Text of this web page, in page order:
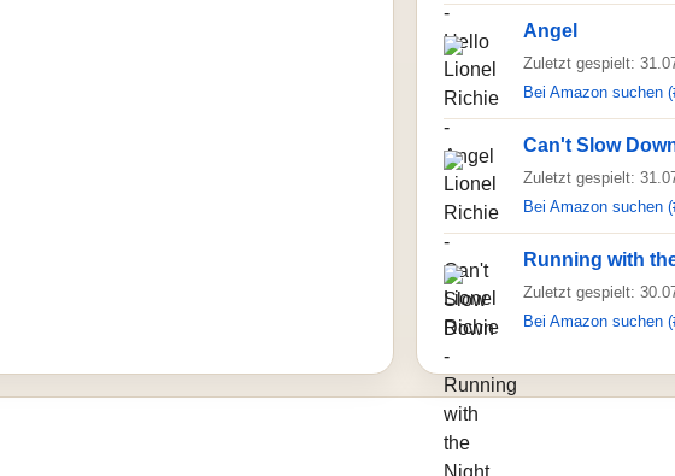
Angel
Zuletzt gespielt:
Bei Amazon suchen
Can't Slow
Zuletzt gespielt:
Bei Amazon suchen
Running with
Zuletzt gespielt:
Bei Amazon suchen